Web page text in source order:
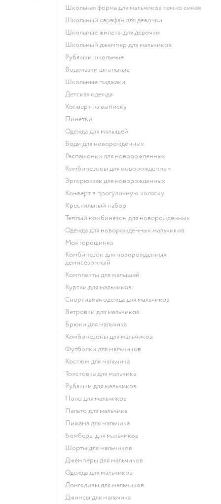
Школьная форма для мальчиков темно синяя
Школьный сарафан для девочки
Школьные жилеты для девочки
Школьный джемпер для мальчиков
Рубашки школьные
Водолазки школьные
Школьные пиджаки
Детская одежда
Конверт на выписку
Пинетки
Одежда для малышей
Боди для новорожденных
Распашонки для новорожденных
Комбинезоны для новорожденных
Эргорюкзак для новорожденных
Конверт в прогулочную коляску
Крестильный набор
Теплый комбинезон для новорожденных
Одежда для новорожденных мальчиков
Моя горошинка
Комбинезон для новорожденных
демисезонный
Комплекты для малышей
Куртки для мальчиков
Спортивная одежда для мальчиков
Ветровки для мальчиков
Брюки для мальчика
Комбинезоны для мальчиков
Футболки для мальчиков
Костюм для мальчика
Толстовка для мальчика
Рубашки для мальчиков
Поло для мальчиков
Пальто для мальчика
Пижама для мальчика
Бомберы для мальчиков
Шорты для мальчиков
Джемперы для мальчиков
Одежда для мальчиков
Лонгсливы для мальчиков
Джинсы для мальчика